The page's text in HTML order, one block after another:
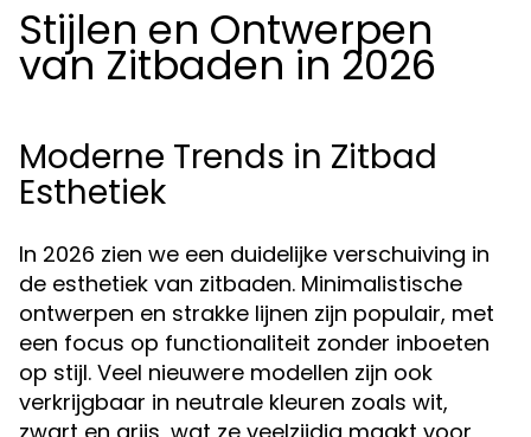
Stijlen en Ontwerpen
van Zitbaden in 2026
Moderne Trends in Zitbad
Esthetiek
In 2026 zien we een duidelijke verschuiving in
de esthetiek van zitbaden. Minimalistische
ontwerpen en strakke lijnen zijn populair, met
een focus op functionaliteit zonder inboeten
op stijl. Veel nieuwere modellen zijn ook
verkrijgbaar in neutrale kleuren zoals wit,